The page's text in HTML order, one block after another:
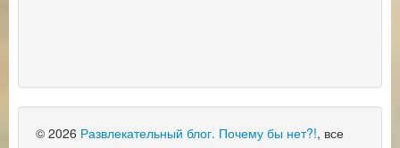
© 2026 Развлекательный блог. Почему бы нет?!, все